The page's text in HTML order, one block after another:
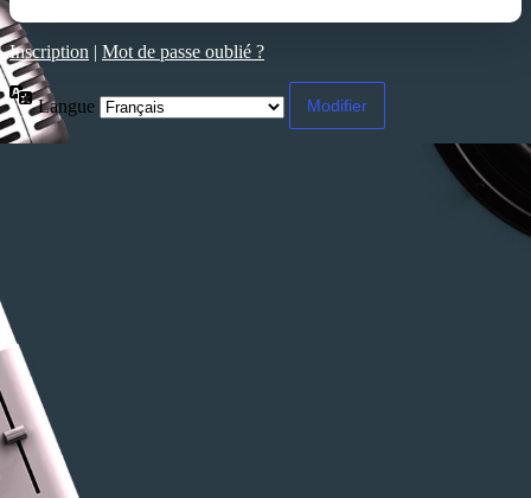
Inscription | Mot de passe oublié ?
Langue